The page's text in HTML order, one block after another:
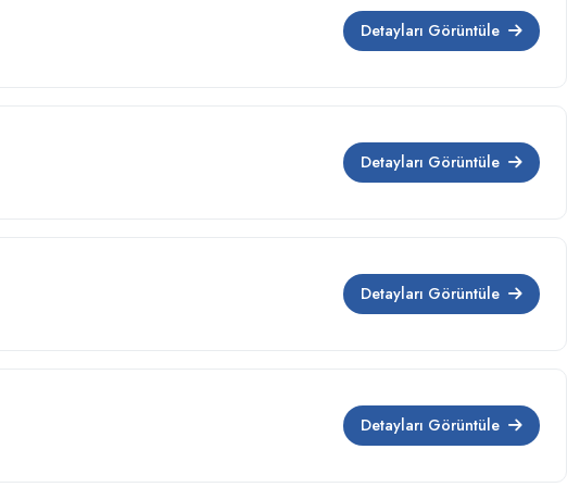
Detayları Görüntüle
Detayları Görüntüle
Detayları Görüntüle
Detayları Görüntüle